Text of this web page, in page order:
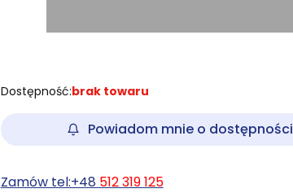
Dostępność:brak towaru
Powiadom mnie o dostępności
Zamów tel:+48 512 319 125